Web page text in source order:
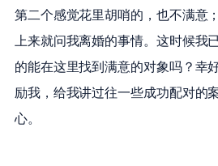
第二个感觉花里胡哨的，也不满意
上来就问我离婚的事情。这时候我
的能在这里找到满意的对象吗？幸
励我，给我讲过往一些成功配对的
心。